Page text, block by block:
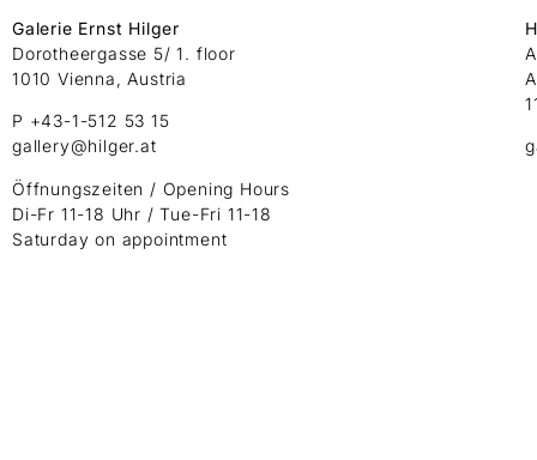
Galerie Ernst Hilger
Dorotheergasse 5/ 1. floor
1010 Vienna, Austria
P +43-1-512 53 15
gallery@hilger.at
Öffnungszeiten / Opening Hours
Di-Fr 11-18 Uhr / Tue-Fri 11-18
Saturday on appointment